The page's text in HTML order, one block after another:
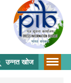
उन्नत खोज